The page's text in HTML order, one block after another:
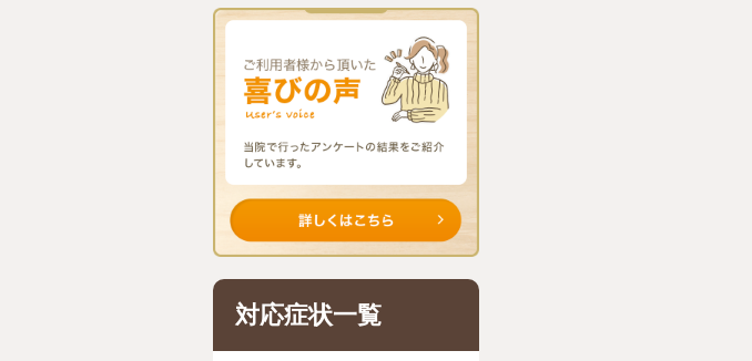
対応症状一覧